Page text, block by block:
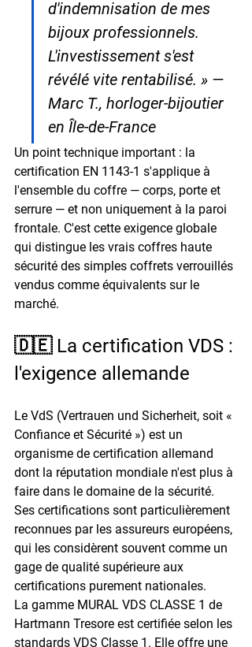
d'indemnisation de mes
bijoux professionnels.
L'investissement s'est
révélé vite rentabilisé. » —
Marc T., horloger-bijoutier
en Île-de-France
Un point technique important : la
certification EN 1143-1 s'applique à
l'ensemble du coffre — corps, porte et
serrure — et non uniquement à la paroi
frontale. C'est cette exigence globale
qui distingue les vrais coffres haute
sécurité des simples coffrets verrouillés
vendus comme équivalents sur le
marché.
🇩🇪 La certification VDS :
l'exigence allemande
Le VdS (Vertrauen und Sicherheit, soit «
Confiance et Sécurité ») est un
organisme de certification allemand
dont la réputation mondiale n'est plus à
faire dans le domaine de la sécurité.
Ses certifications sont particulièrement
reconnues par les assureurs européens,
qui les considèrent souvent comme un
gage de qualité supérieure aux
certifications purement nationales.
La gamme MURAL VDS CLASSE 1 de
Hartmann Tresore est certifiée selon les
standards VDS Classe 1. Elle offre une